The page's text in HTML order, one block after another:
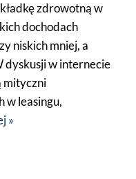
zdrowotną w
dochodach
niskich mniej, a
dyskusji w internecie
mityczni
w leasingu,
»